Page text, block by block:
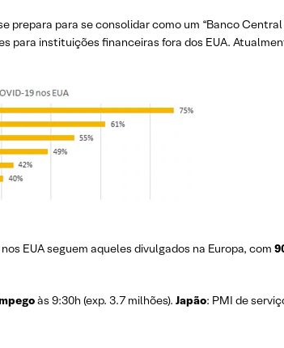
prepara para se consolidar como um “Banco
instituições financeiras fora dos EUA.
EUA seguem aqueles divulgados na Europa, com
às 9:30h (exp. 3.7 milhões). Japão: PMI de